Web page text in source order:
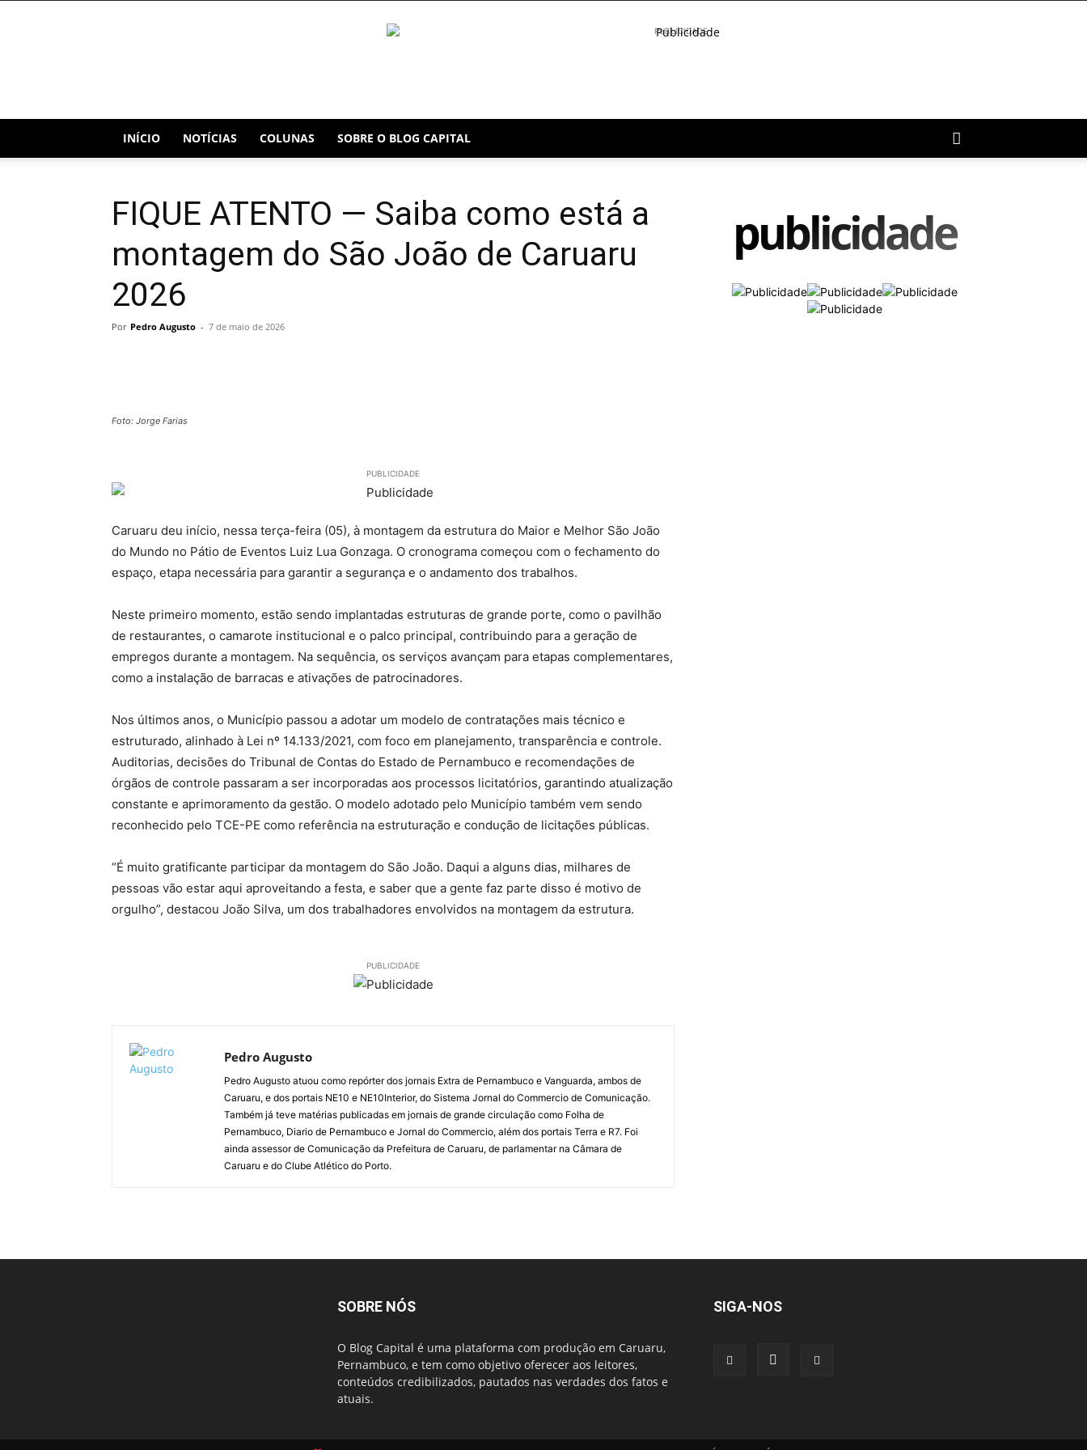
PUBLICIDADE
INÍCIO NOTÍCIAS COLUNAS SOBRE O BLOG CAPITAL
FIQUE ATENTO — Saiba como está a
montagem do São João de Caruaru
2026
Por Pedro Augusto - 7 de maio de 2026
Foto: Jorge Farias
PUBLICIDADE
Caruaru deu início, nessa terça-feira (05), à montagem da estrutura do Maior e Melhor São João
do Mundo no Pátio de Eventos Luiz Lua Gonzaga. O cronograma começou com o fechamento do
espaço, etapa necessária para garantir a segurança e o andamento dos trabalhos.
Neste primeiro momento, estão sendo implantadas estruturas de grande porte, como o pavilhão
de restaurantes, o camarote institucional e o palco principal, contribuindo para a geração de
empregos durante a montagem. Na sequência, os serviços avançam para etapas complementares,
como a instalação de barracas e ativações de patrocinadores.
Nos últimos anos, o Município passou a adotar um modelo de contratações mais técnico e
estruturado, alinhado à Lei nº 14.133/2021, com foco em planejamento, transparência e controle.
Auditorias, decisões do Tribunal de Contas do Estado de Pernambuco e recomendações de
órgãos de controle passaram a ser incorporadas aos processos licitatórios, garantindo atualização
constante e aprimoramento da gestão. O modelo adotado pelo Município também vem sendo
reconhecido pelo TCE-PE como referência na estruturação e condução de licitações públicas.
“É muito gratificante participar da montagem do São João. Daqui a alguns dias, milhares de
pessoas vão estar aqui aproveitando a festa, e saber que a gente faz parte disso é motivo de
orgulho”, destacou João Silva, um dos trabalhadores envolvidos na montagem da estrutura.
PUBLICIDADE
Pedro Augusto
Pedro Augusto atuou como repórter dos jornais Extra de Pernambuco e Vanguarda, ambos de
Caruaru, e dos portais NE10 e NE10Interior, do Sistema Jornal do Commercio de Comunicação.
Também já teve matérias publicadas em jornais de grande circulação como Folha de
Pernambuco, Diario de Pernambuco e Jornal do Commercio, além dos portais Terra e R7. Foi
ainda assessor de Comunicação da Prefeitura de Caruaru, de parlamentar na Câmara de
Caruaru e do Clube Atlético do Porto.
publicidade
SOBRE NÓS
O Blog Capital é uma plataforma com produção em Caruaru,
Pernambuco, e tem como objetivo oferecer aos leitores,
conteúdos credibilizados, pautados nas verdades dos fatos e
atuais.
SIGA-NOS